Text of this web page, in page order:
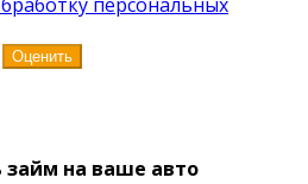
займ на ваше авто